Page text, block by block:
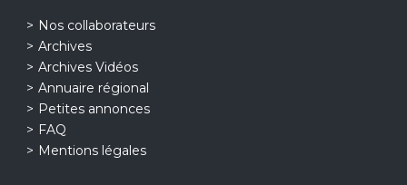
Nos collaborateurs
Archives
Archives Vidéos
Annuaire régional
Petites annonces
FAQ
Mentions légales